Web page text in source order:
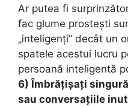
Ar putea fi
fac glume prostești
„inteligenți” decât un
spatele acestui lucru
persoană inteligentă
6) Îmbrățișați
sau conversațiile